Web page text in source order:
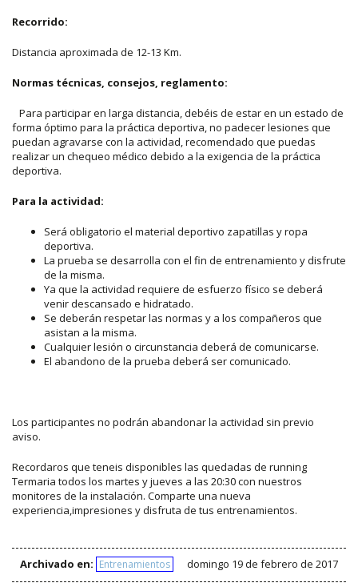
Recorrido:
Distancia aproximada de 12-13 Km.
Normas técnicas, consejos, reglamento:
Para participar en larga distancia, debéis de estar en un estado de
forma óptimo para la práctica deportiva, no padecer lesiones que
puedan agravarse con la actividad, recomendado que puedas
realizar un chequeo médico debido a la exigencia de la práctica
deportiva.
Para la actividad:
Será obligatorio el material deportivo zapatillas y ropa
deportiva.
La prueba se desarrolla con el fin de entrenamiento y disfrute
de la misma.
Ya que la actividad requiere de esfuerzo físico se deberá
venir descansado e hidratado.
Se deberán respetar las normas y a los compañeros que
asistan a la misma.
Cualquier lesión o circunstancia deberá de comunicarse.
El abandono de la prueba deberá ser comunicado.
Los participantes no podrán abandonar la actividad sin previo
aviso.
Recordaros que teneis disponibles las quedadas de running
Termaria todos los martes y jueves a las 20:30 con nuestros
monitores de la instalación. Comparte una nueva
experiencia,impresiones y disfruta de tus entrenamientos.
Archivado en: Entrenamientos domingo 19 de febrero de 2017